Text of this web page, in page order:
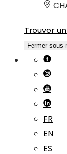
Trouver
Fermer sous-
FR
EN
ES